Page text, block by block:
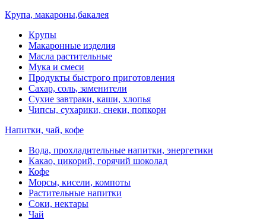
Крупа, макароны,бакалея
Крупы
Макаронные изделия
Масла растительные
Мука и смеси
Продукты быстрого приготовления
Сахар, соль, заменители
Сухие завтраки, каши, хлопья
Чипсы, сухарики, снеки, попкорн
Напитки, чай, кофе
Вода, прохладительные напитки, энергетики
Какао, цикорий, горячий шоколад
Кофе
Морсы, кисели, компоты
Растительные напитки
Соки, нектары
Чай